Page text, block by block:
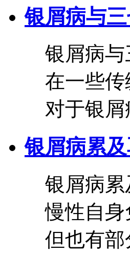
银屑病与
银屑病
在一些
对于银屑
银屑病累
银屑病
慢性自
但也有部